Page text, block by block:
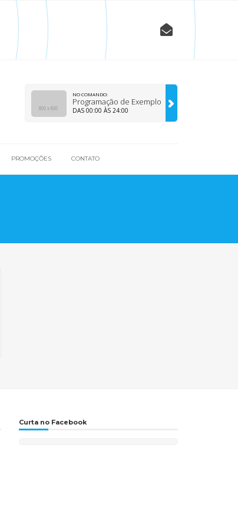
NO COMANDO:
Programação de Exemplo
DAS 00:00 ÀS 24:00
PROMOÇÕES CONTATO
Curta no Facebook